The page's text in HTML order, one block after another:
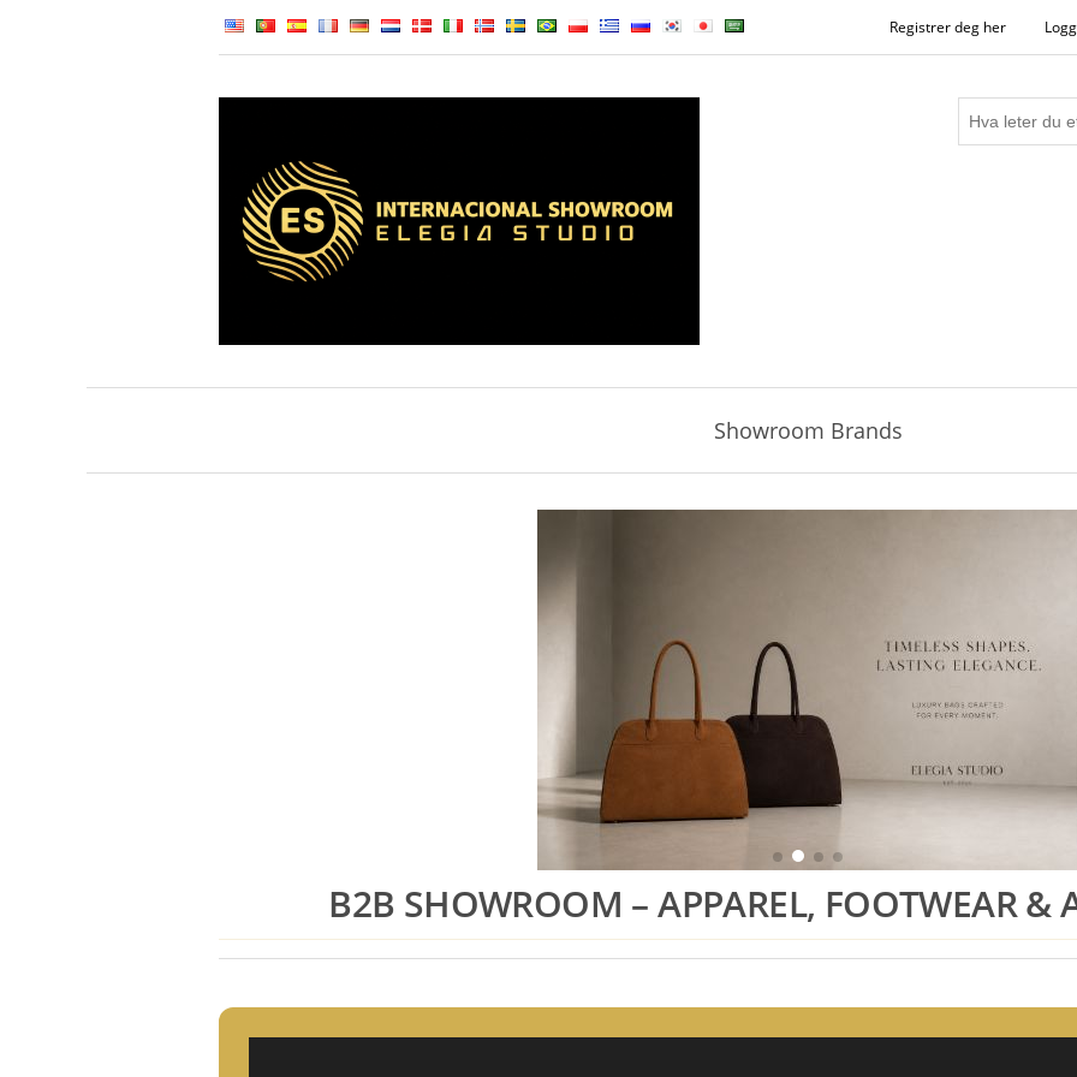
Registrer deg her
Showroom Brands
B2B SHOWROOM – APPAREL, FOOTWEAR &